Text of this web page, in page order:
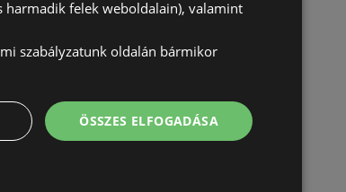
harmadik felek weboldalain), valamint
szabályzatunk oldalán bármikor
ÖSSZES ELFOGADÁSA